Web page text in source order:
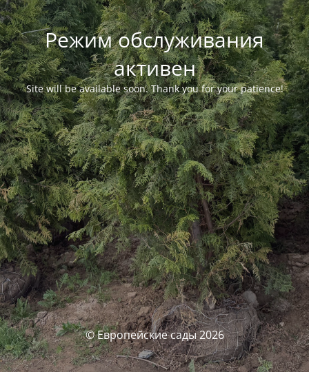
Режим обслуживания
активен
Site will be available soon. Thank you for your patience!
© Европейские сады 2026